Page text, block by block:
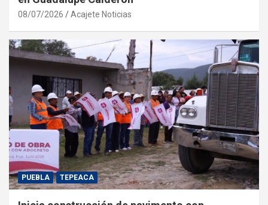
08/07/2026 Acajete Noticias
PUEBLA TEPEACA